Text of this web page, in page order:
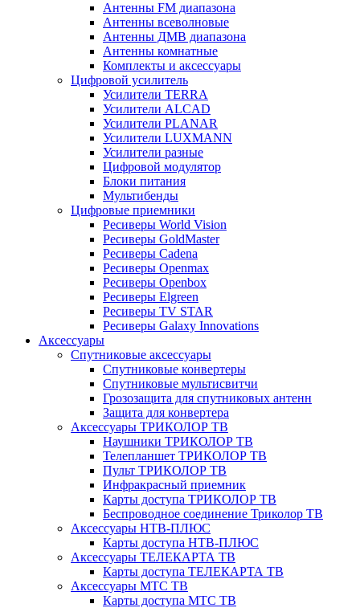
Антенны FM диапазона
Антенны всеволновые
Антенны ДМВ диапазона
Антенны комнатные
Комплекты и аксессуары
Цифровой усилитель
Усилители TERRA
Усилители ALCAD
Усилители PLANAR
Усилители LUXMANN
Усилители разные
Цифровой модулятор
Блоки питания
Мультибенды
Цифровые приемники
Ресиверы World Vision
Ресиверы GoldMaster
Ресиверы Cadena
Ресиверы Openmax
Ресиверы Openbox
Ресиверы Elgreen
Ресиверы TV STAR
Ресиверы Galaxy Innovations
Аксессуары
Спутниковые аксессуары
Спутниковые конвертеры
Спутниковые мультисвитчи
Грозозащита для спутниковых антенн
Защита для конвертера
Аксессуары ТРИКОЛОР ТВ
Наушники ТРИКОЛОР ТВ
Телепланшет ТРИКОЛОР ТВ
Пульт ТРИКОЛОР ТВ
Инфракрасный приемник
Карты доступа ТРИКОЛОР ТВ
Беспроводное соединение Триколор ТВ
Аксессуары НТВ-ПЛЮС
Карты доступа НТВ-ПЛЮС
Аксессуары ТЕЛЕКАРТА ТВ
Карты доступа ТЕЛЕКАРТА ТВ
Аксессуары МТС ТВ
Карты доступа МТС ТВ